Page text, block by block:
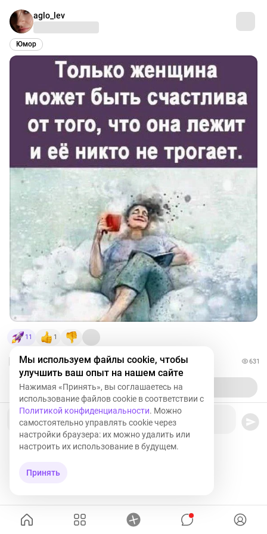
aglo_lev
Юмор
11 1
631
Ваш комментарий
Мы используем файлы cookie, чтобы
улучшить ваш опыт на нашем сайте
Нажимая «Принять», вы соглашаетесь на
использование файлов cookie в соответствии с
Политикой конфиденциальности. Можно
самостоятельно управлять cookie через
настройки браузера: их можно удалить или
настроить их использование в будущем.
Принять